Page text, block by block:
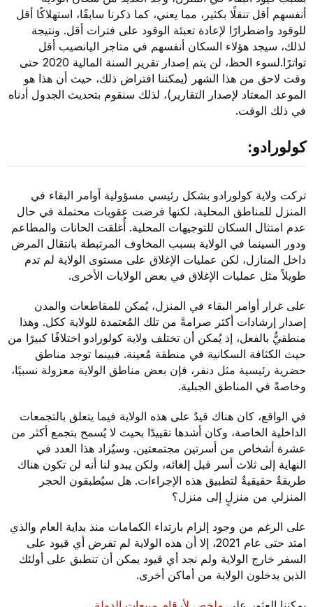
أنفسهم أقل تنقلًا بكثير، مما يعني، كما ذكرنا سابقًا، استهلاكًا أقل
للوقود واضطرارًا لإعادة تعبئة الوقود على فترات أقل. ونتيجة
لذلك، سيجد هؤلاء السكان أنفسهم في متاجر اليانصيب أقل
تواترًا.لسوء الحظ، لن يتم إصدار تقرير السنة المالية 2020 حتى
وقت لاحق من هذا الشهر (يمكننا افتراض ذلك، حيث أن هذا هو
الموعد المعتاد لإصدار التقارير)، لذلك سنقوم بتحديث الجدول أدناه
في ذلك الوقت.
كولورادو:
تركت ولاية كولورادو بشكل رئيسي مسؤولية أوامر البقاء في
المنزل للمناطق المحلية، لكنها فرضت عقوبات محتملة في حال
عدم امتثال السكان للتوجيهات المحلية. أُغلقت الحانات والمطاعم
ودور السينما في الولاية بسبب المخاوف المرتبطة بانتقال المرض
داخل المنازل، لكن عمليات الإغلاق على مستوى الولاية لم تدم
طويلاً مثل عمليات الإغلاق في بعض الولايات الأخرى.
على غرار أوامر البقاء في المنزل، يُمكن للمقاطعات والمدن
إصدار إرشادات أكثر صرامةً من تلك المُعتمدة للولاية ككل. وهذا
منطقيٌّ بالفعل، إذ يُمكن أن تختلف ولاية كولورادو اختلافًا كبيرًا من
حيث الكثافة السكانية في منطقة مُعينة. فبينما توجد مناطق
حضرية رئيسية مثل دنفر، فإن بعض مناطق الولاية معزولة نسبيًا،
وخاصةً في المناطق الجبلية.
في الواقع، كان هناك قيدٌ على هذه الولاية فيما يتعلق بالتجمعات
الداخلية الخاصة، وكان أشدها تقييدًا بحيث لا يُسمح بتجمع أكثر من
عشرة أشخاص من أسرتين مجتمعتين. وسيُزاد هذا العدد في
النهاية إلى ثلاث أسر قبل إلغائه، ولكن يبدو لنا أنه لن تكون هناك
طريقةٌ حقيقيةٌ لتطبيق هذه الإجراءات. هل سيُطبقون الحجر
المنزلي من منزلٍ إلى منزل؟
على الرغم من وجود إلزام بارتداء الكمامات منذ بداية العام والذي
امتد حتى عام 2021، إلا أن هذه الولاية لم تفرض أي قيود على
السفر خارج الولاية ولم نجد أي قيود يمكن أن تنطبق على أولئك
الذين يدخلون الولاية من أماكن أخرى.